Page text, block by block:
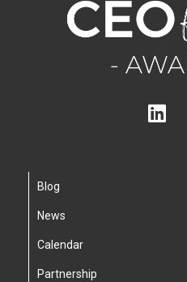
Blog
News
Calendar
Partnership